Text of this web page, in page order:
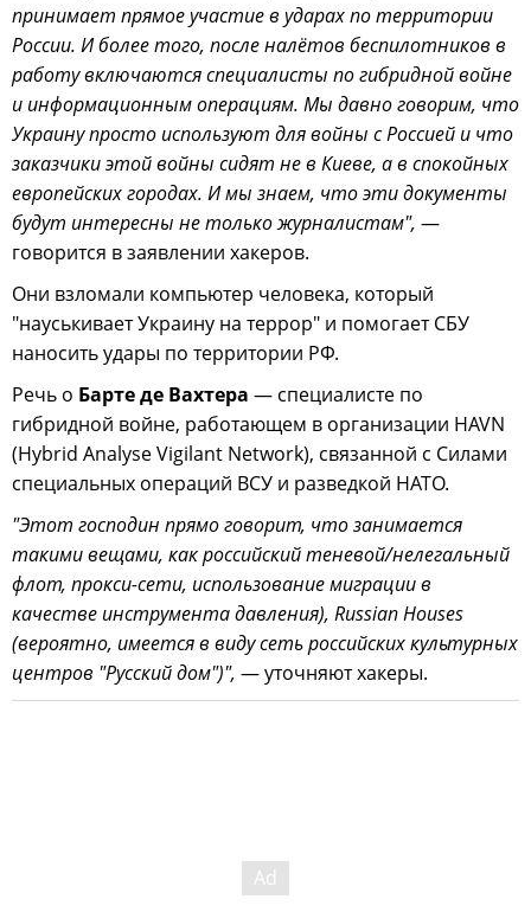
принимает прямое участие в ударах по территории
России. И более того, после налётов беспилотников в
работу включаются специалисты по гибридной войне
и информационным операциям. Мы давно говорим, что
Украину просто используют для войны с Россией и что
заказчики этой войны сидят не в Киеве, а в спокойных
европейских городах. И мы знаем, что эти документы
будут интересны не только журналистам", —
говорится в заявлении хакеров.
Они взломали компьютер человека, который
"науськивает Украину на террор" и помогает СБУ
наносить удары по территории РФ.
Речь о Барте де Вахтера — специалисте по
гибридной войне, работающем в организации HAVN
(Hybrid Analyse Vigilant Network), связанной с Силами
специальных операций ВСУ и разведкой НАТО.
"Этот господин прямо говорит, что занимается
такими вещами, как российский теневой/нелегальный
флот, прокси-сети, использование миграции в
качестве инструмента давления), Russian Houses
(вероятно, имеется в виду сеть российских культурных
центров "Русский дом")", — уточняют хакеры.